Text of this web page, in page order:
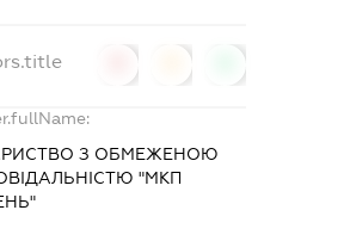
З ОБМЕЖЕНОЮ
"МКП